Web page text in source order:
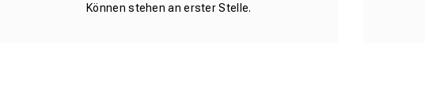
Können stehen an erster Stelle.